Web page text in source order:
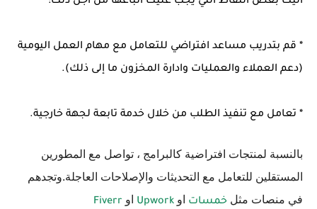
* قم بتدريب مساعد افتراضي للتعامل مع مهام العمل اليومية
(دعم العملاء والعمليات وادارة المخزون ما إلى ذلك).
* تعامل مع تنفيذ الطلب من خلال خدمة تابعة لجهة خارجية.
بالنسبة لمنتجات افتراضية كالبرامج ، تواصل مع المطورين
المستقلين للتعامل مع التحديثات والإصلاحات العاجلة.وتجدهم
في منصات مثل خمسات او Upwork او Fiverr